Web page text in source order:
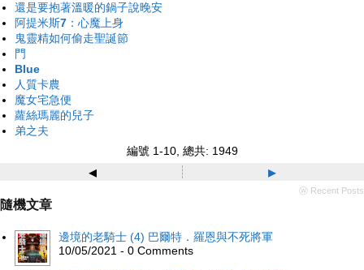
還是要抱著溫暖的鍋子說晚安
阿提米斯7：心魔上身
鬼靈精如何偷走聖誕節
門
Blue
人質卡農
魔女宅急便
蘿絲瑪麗的兒子
弟之夫
編號 1-10, 總共: 1949
◂ ▸
ⓦ Recent Posts
隨機文章
邊境的老騎士 (4) 巴爾特．羅恩與不死將軍
10/05/2021 - 0 Comments